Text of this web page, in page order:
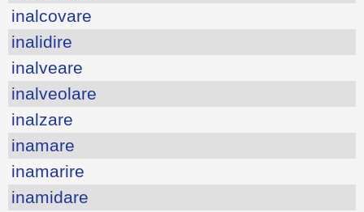
inalcovare
inalidire
inalveare
inalveolare
inalzare
inamare
inamarire
inamidare